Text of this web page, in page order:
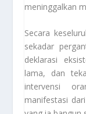
meninggalkan
Secara
sekadar
deklarasi
lama, dan
intervensi
manifestasi